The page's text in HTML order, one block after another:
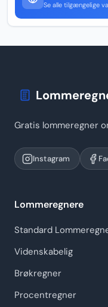
Se alle tilgængelige
Gratis lommeregner
Instagram
Lommeregnere
Standard
Videnskabelig
Brøkregner
Procentregner